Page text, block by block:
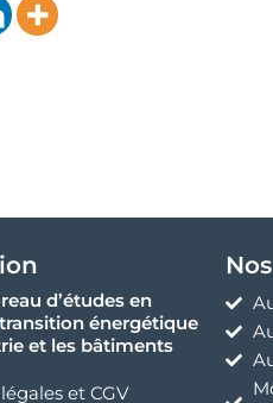
d’études en
énergétique
et les bâtiments
et CGV